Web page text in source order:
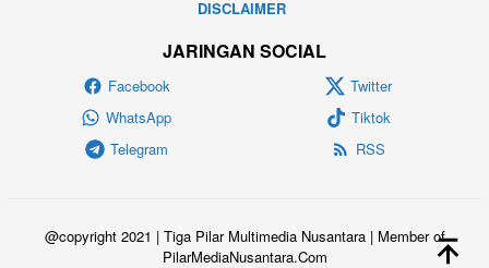
DISCLAIMER
JARINGAN SOCIAL
Facebook
Twitter
WhatsApp
Tiktok
Telegram
RSS
@copyright 2021 | Tiga Pilar Multimedia Nusantara | Member of
PilarMediaNusantara.Com